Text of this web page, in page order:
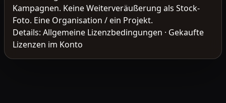
Kampagnen. Keine Weiterveräußerung als Stock-
Foto. Eine Organisation / ein Projekt.
Details: Allgemeine Lizenzbedingungen · Gekaufte
Lizenzen im Konto